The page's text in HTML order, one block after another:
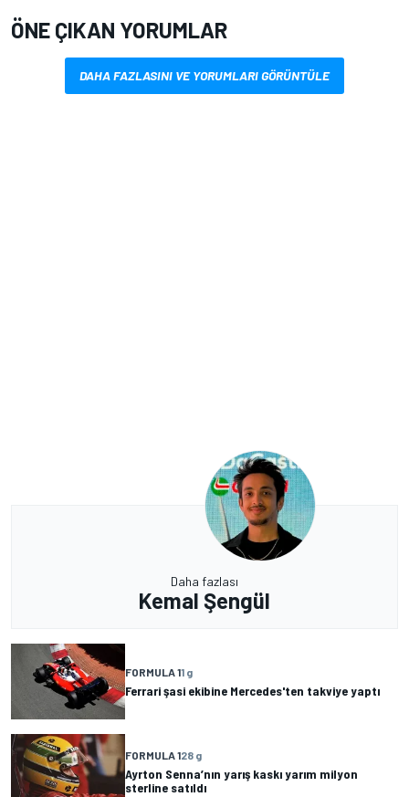
ÖNE ÇIKAN YORUMLAR
DAHA FAZLASINI VE YORUMLARI GÖRÜNTÜLE
Daha fazlası
Kemal Şengül
FORMULA 11 g
Ferrari şasi ekibine Mercedes'ten takviye yaptı
FORMULA 128 g
Ayrton Senna’nın yarış kaskı yarım milyon
sterline satıldı